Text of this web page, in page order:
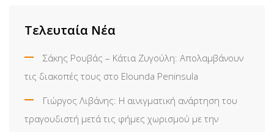
Τελευταία Νέα
Σάκης Ρουβάς – Κάτια Ζυγούλη: Απολαμβάνουν
τις διακοπές τους στο Elounda Peninsula
Γιώργος Λιβάνης: Η αινιγματική ανάρτηση του
τραγουδιστή μετά τις φήμες χωρισμού με την